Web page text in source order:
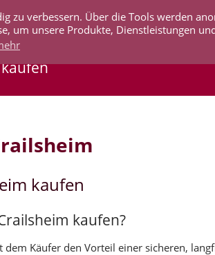
zu verbessern. Über die Tools werden
um unsere Produkte, Dienstleistungen
AKTUELLES
kaufen
kaufen?
Käufer den Vorteil einer sicheren,